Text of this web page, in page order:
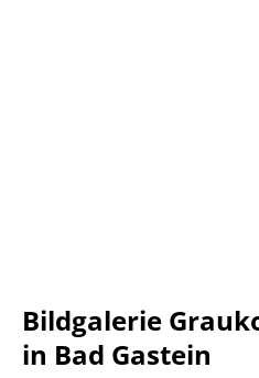
Bildgalerie
in Bad Gastein